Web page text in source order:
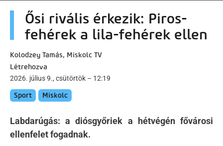
Ősi rivális érkezik: Piros-
fehérek a lila-fehérek ellen
Kolodzey Tamás, Miskolc TV
Létrehozva
2026. július 9., csütörtök – 12:19
Sport Miskolc
Labdarúgás: a diósgyőriek a hétvégén fővárosi
ellenfelet fogadnak.